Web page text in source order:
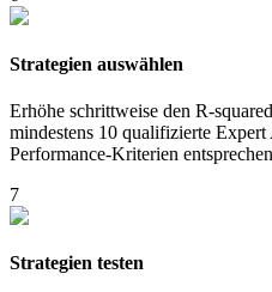
Strategien auswählen
Erhöhe schrittweise den R-
mindestens 10 qualifizierte
Performance-Kriterien
7
Strategien testen